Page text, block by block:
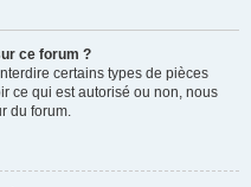
ce forum ?
certains types de pièces
ce qui est autorisé ou non, nous
du forum.